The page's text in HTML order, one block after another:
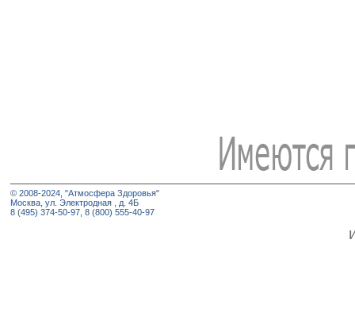
© 2008-2024, "Атмосфера Здоровья"
Москва, ул. Электродная , д. 4Б
8 (495) 374-50-97, 8 (800) 555-40-97